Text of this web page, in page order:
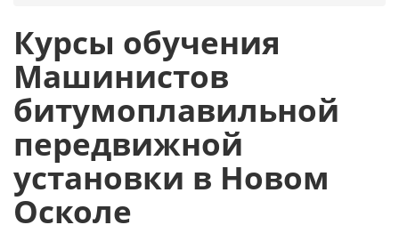
Курсы обучения
Машинистов
битумоплавильной
передвижной
установки в Новом
Осколе